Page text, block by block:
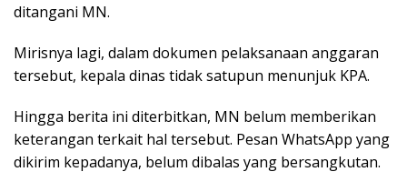
ditangani MN.
Mirisnya lagi, dalam dokumen pelaksanaan anggaran
tersebut, kepala dinas tidak satupun menunjuk KPA.
Hingga berita ini diterbitkan, MN belum memberikan
keterangan terkait hal tersebut. Pesan WhatsApp yang
dikirim kepadanya, belum dibalas yang bersangkutan.